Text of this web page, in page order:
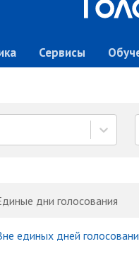
Сервисы
дни голосования
единых дней